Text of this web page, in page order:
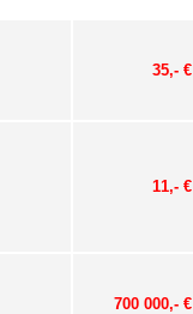
35,- €
11,- €
700 000,- €